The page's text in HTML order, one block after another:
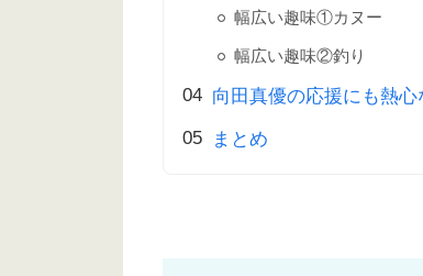
幅広い趣味①カヌー
幅広い趣味②釣り
向田真優の応援にも熱心
まとめ